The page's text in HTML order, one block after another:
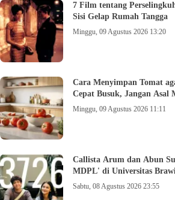
7 Film tentang
Sisi Gelap Rumah Tangga
Minggu, 09 Agustus 2026 13:20
Cara Menyimpan Tomat
Cepat Busuk, Jangan Asal
Minggu, 09 Agustus 2026 11:11
Callista Arum dan Abun
MDPL' di Universitas
Sabtu, 08 Agustus 2026 23:55